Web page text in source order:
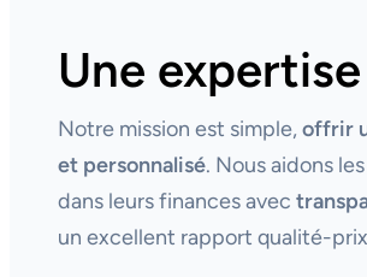
Une
Notre mission est simple,offrir
et personnalisé. Nous aidons
dans leurs finances avec
un excellent rapport qualité-